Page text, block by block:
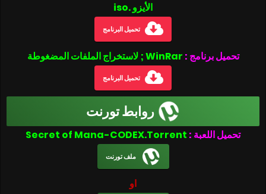
الأيزو .iso
تحميل البرنامج
تحميل برنامج : WinRar ; لاستخراج الملفات المضغوطة
تحميل البرنامج
روابط تورنت
تحميل اللعبة :
ملف تورنت
او